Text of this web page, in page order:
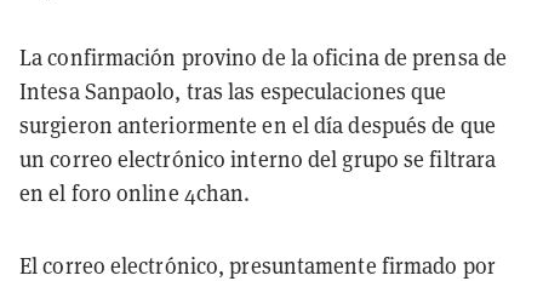
La confirmación provino de la oficina de prensa de
Intesa Sanpaolo, tras las especulaciones que
surgieron anteriormente en el día después de que
un correo electrónico interno del grupo se filtrara
en el foro online 4chan.
El correo electrónico, presuntamente firmado por